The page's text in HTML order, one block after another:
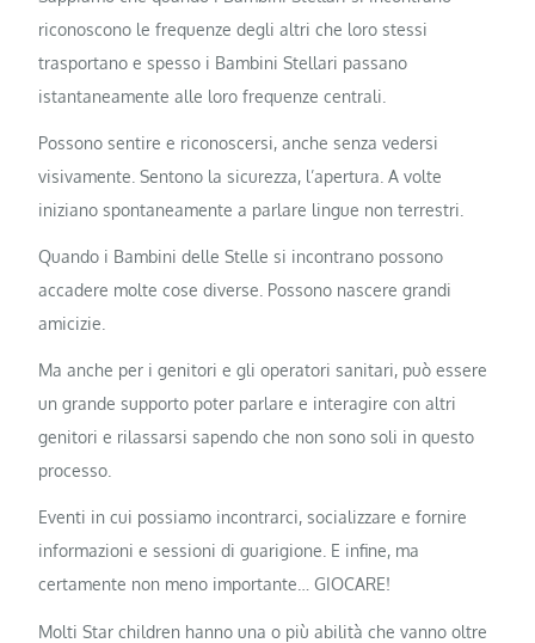
riconoscono le frequenze degli altri che loro stessi
trasportano e spesso i Bambini Stellari passano
istantaneamente alle loro frequenze centrali.
Possono sentire e riconoscersi, anche senza vedersi
visivamente. Sentono la sicurezza, l’apertura. A volte
iniziano spontaneamente a parlare lingue non terrestri.
Quando i Bambini delle Stelle si incontrano possono
accadere molte cose diverse. Possono nascere grandi
amicizie.
Ma anche per i genitori e gli operatori sanitari, può essere
un grande supporto poter parlare e interagire con altri
genitori e rilassarsi sapendo che non sono soli in questo
processo.
Eventi in cui possiamo incontrarci, socializzare e fornire
informazioni e sessioni di guarigione. E infine, ma
certamente non meno importante… GIOCARE!
Molti Star children hanno una o più abilità che vanno oltre